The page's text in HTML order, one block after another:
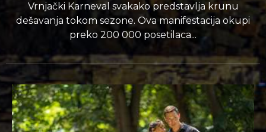
Vrnjački Karneval svakako predstavlja krunu
dešavanja tokom sezone. Ova manifestacija okupi
preko 200 000 posetilaca...